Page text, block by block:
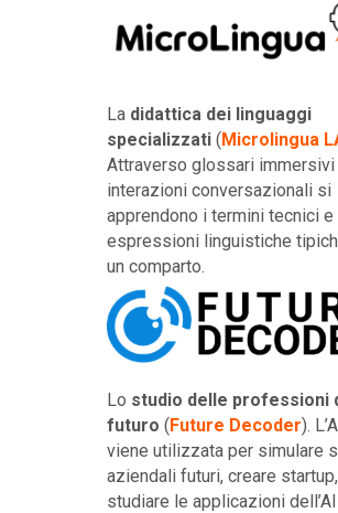
La didattica dei linguaggi
specializzati( Microlingua
Attraverso glossari immersivi
interazioni conversazionali si
apprendono i termini tecnici e
espressioni linguistiche
un comparto.
Lo studio delle professioni
futuro (Future Decoder).
viene utilizzata per simulare
aziendali futuri, creare startup,
studiare le applicazioni dell’AI